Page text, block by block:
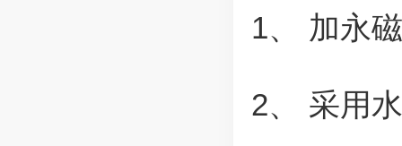
1、 加永
2、 采用